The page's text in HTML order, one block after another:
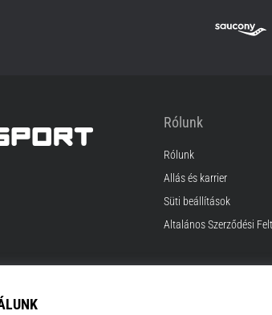
Rólunk
Rólunk
Állás és karrier
Süti beállítások
Általános Szerződési